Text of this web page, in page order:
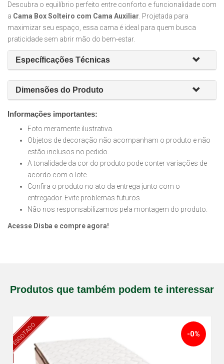
Descubra o equilíbrio perfeito entre conforto e funcionalidade com
a Cama Box Solteiro com Cama Auxiliar . Projetada para
maximizar seu espaço, essa cama é ideal para quem busca
praticidade sem abrir mão do bem-estar.
Específicações Técnicas
Dimensões do Produto
Informações importantes:
Foto meramente ilustrativa.
Objetos de decoração não acompanham o produto e não
estão inclusos no pedido.
A tonalidade da cor do produto pode conter variações de
acordo com o lote.
Confira o produto no ato da entrega junto com o
entregador. Evite problemas futuros.
Não nos responsabilizamos pela montagem do produto.
Acesse Disba e compre agora!
Produtos que também podem te interessar
ESGOTADO -0%